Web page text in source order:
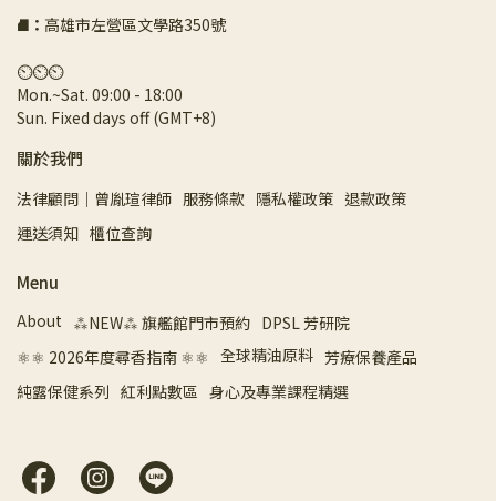
⛘ ： 高雄市左營區文學路350號
⏲︎⏲︎⏲︎
Mon.~Sat. 09:00 - 18:00
Sun. Fixed days off (GMT+8)
關於我們
法律顧問｜曾胤瑄律師 服務條款 隱私權政策 退款政策
運送須知 櫃位查詢
Menu
About ⁂NEW⁂ 旗艦館門市預約 DPSL 芳研院
⚛︎⚛︎ 2026年度尋香指南 ⚛︎⚛︎ 全球精油原料 芳療保養產品
純露保健系列 紅利點數區 身心及專業課程精選